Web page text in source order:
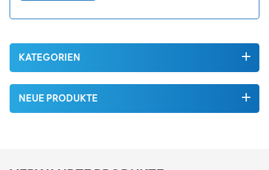
KATEGORIEN
NEUE PRODUKTE